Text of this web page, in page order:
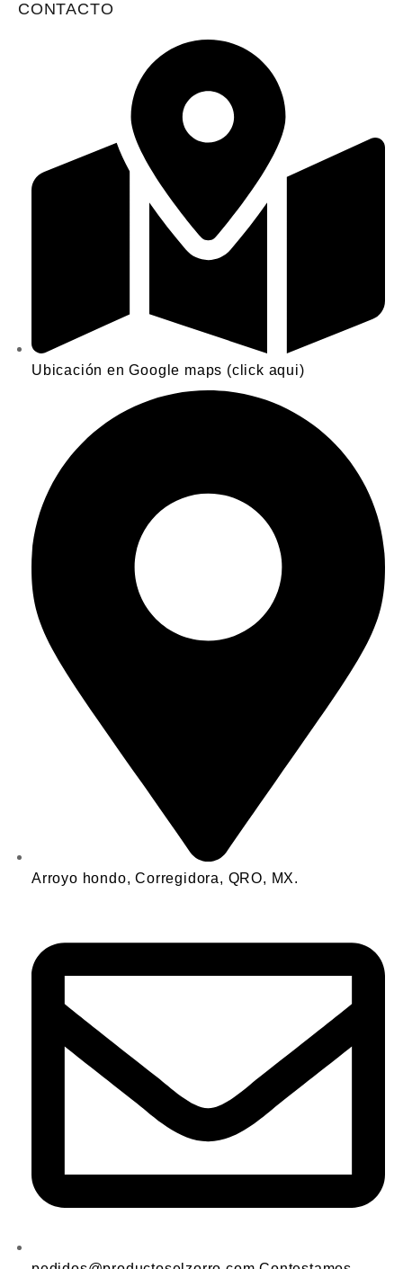
CONTACTO
Ubicación en Google maps (click aqui)
Arroyo hondo, Corregidora, QRO, MX.